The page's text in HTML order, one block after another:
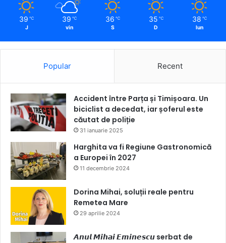
39 ℃
J
39 ℃
vin
36 ℃
S
35 ℃
D
38 ℃
lun
Popular Recent
Accident între Parța și Timișoara. Un
biciclist a decedat, iar șoferul este
căutat de poliție
31 ianuarie 2025
Harghita va fi Regiune Gastronomică
a Europei în 2027
11 decembrie 2024
Dorina Mihai, soluții reale pentru
Remetea Mare
29 aprilie 2024
𝘼𝙣𝙪𝙡 𝙈𝙞𝙝𝙖𝙞 𝙀𝙢𝙞𝙣𝙚𝙨𝙘𝙪 serbat de